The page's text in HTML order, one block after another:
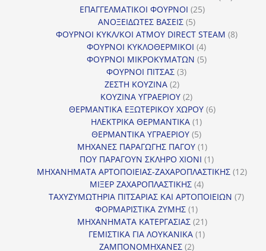
ΕΠΑΓΓΕΛΜΑΤΙΚΟΙ ΦΟΥΡΝΟΙ 2525
ΑΝΟΞΕΙΔΩΤΕΣ ΒΑΣΕΙΣ 55
προϊόντα
ΦΟΥΡΝΟΙ ΚΥΚΛ/ΚΟΙ ΑΤΜΟΥ DIRECT STEAM 88
ΦΟΥΡΝΟΙ ΚΥΚΛΟΘΕΡΜΙΚΟΙ 44
προϊόντα
ΦΟΥΡΝΟΙ ΜΙΚΡΟΚΥΜΑΤΩΝ 55
ΦΟΥΡΝΟΙ ΠΙΤΣΑΣ 33
ΖΕΣΤΗ ΚΟΥΖΙΝΑ 22
προϊόντα
ΚΟΥΖΙΝΑ ΥΓΡΑΕΡΙΟΥ 22
προϊόντα
ΘΕΡΜΑΝΤΙΚΑ ΕΞΩΤΕΡΙΚΟΥ ΧΩΡΟΥ 66
ΗΛΕΚΤΡΙΚΑ ΘΕΡΜΑΝΤΙΚΑ 11
προϊόν
ΘΕΡΜΑΝΤΙΚΑ ΥΓΡΑΕΡΙΟΥ 55
προϊόντα
ΜΗΧΑΝΕΣ ΠΑΡΑΓΩΓΗΣ ΠΑΓΟΥ 11
προϊόν
ΠΟΥ ΠΑΡΑΓΟΥΝ ΣΚΛΗΡΟ ΧΙΟΝΙ 11
προϊόν
ΜΗΧΑΝΗΜΑΤΑ ΑΡΤΟΠΟΙΕΙΑΣ-ΖΑΧΑΡΟΠΛΑΣΤΙΚΗΣ 1212
ΜΙΞΕΡ ΖΑΧΑΡΟΠΛΑΣΤΙΚΗΣ 44
προϊόντα
ΤΑΧΥΖΥΜΩΤΗΡΙΑ ΠΙΤΣΑΡΙΑΣ ΚΑΙ ΑΡΤΟΠΟΙΕΙΩΝ 77
ΦΟΡΜΑΡΙΣΤΙΚΑ ΖΥΜΗΣ 11
προϊόν
ΜΗΧΑΝΗΜΑΤΑ ΚΑΤΕΡΓΑΣΙΑΣ 2121
προϊόντα
ΓΕΜΙΣΤΙΚΑ ΓΙΑ ΛΟΥΚΑΝΙΚΑ 11
ΖΑΜΠΟΝΟΜΗΧΑΝΕΣ 22